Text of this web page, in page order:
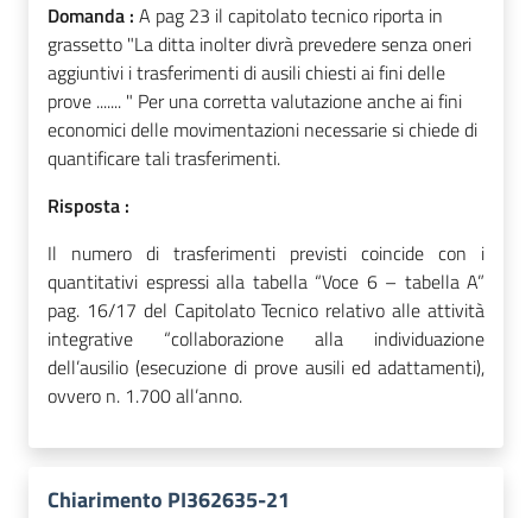
Domanda : A pag 23 il capitolato tecnico riporta in
grassetto "La ditta inolter divrà prevedere senza oneri
aggiuntivi i trasferimenti di ausili chiesti ai fini delle
prove ....... " Per una corretta valutazione anche ai fini
economici delle movimentazioni necessarie si chiede di
quantificare tali trasferimenti.
Risposta :
Il numero di trasferimenti previsti coincide con i
quantitativi espressi alla tabella “Voce 6 – tabella A”
pag. 16/17 del Capitolato Tecnico relativo alle attività
integrative “collaborazione alla individuazione
dell’ausilio (esecuzione di prove ausili ed adattamenti),
ovvero n. 1.700 all’anno.
Chiarimento PI362635-21